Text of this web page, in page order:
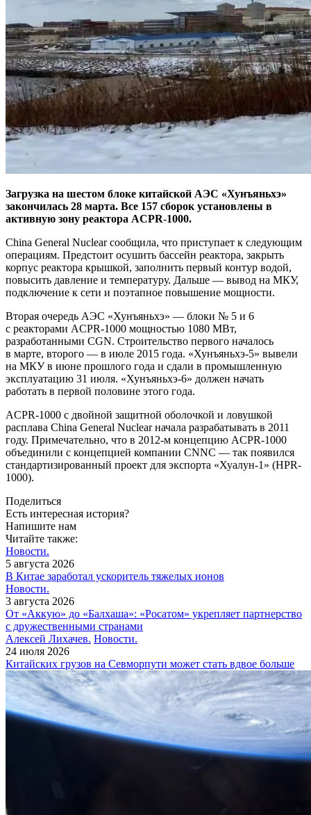
Загрузка на шестом блоке китайской АЭС «Хунъяньхэ»
закончилась 28 марта. Все 157 сборок установлены в
активную зону реактора ACPR-1000.
China General Nuclear сообщила, что приступает к следующим
операциям. Предстоит осушить бассейн реактора, закрыть
корпус реактора крышкой, заполнить первый контур водой,
повысить давление и температуру. Дальше — вывод на МКУ,
подключение к сети и поэтапное повышение мощности.
Вторая очередь АЭС «Хунъяньхэ» — ​блоки № 5 и 6
с реакторами ACPR‑1000 мощностью 1080 МВт,
разработанными CGN. Строительство первого началось
в марте, второго — ​в июле 2015 года. «Хунъяньхэ‑5» вывели
на МКУ в июне прошлого года и сдали в промышленную
эксплуатацию 31 июля. «Хунъяньхэ‑6» должен начать
работать в первой половине этого года.
ACPR-1000 с двойной защитной оболочкой и ловушкой
расплава China General Nuclear начала разрабатывать в 2011
году. Примечательно, что в 2012-м концепцию ACPR-1000
объединили с концепцией компании CNNC — так появился
стандартизированный проект для экспорта «Хуалун-1» (HPR-
1000).
Поделиться
Есть интересная история?
Напишите нам
Читайте также:
Новости.
5 августа 2026
В Китае заработал ускоритель тяжелых ионов
Новости.
3 августа 2026
От «Аккую» до «Балхаша»: «Росатом» укрепляет партнерство
с дружественными странами
Алексей Лихачев. Новости.
24 июля 2026
Китайских грузов на Севморпути может стать вдвое больше